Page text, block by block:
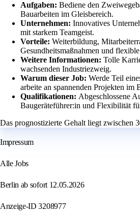
Aufgaben: Bediene den
Bauarbeiten im Gleisbereich.
Unternehmen: Innovatives
mit starkem Teamgeist.
Vorteile: Weiterbildung,
Gesundheitsmaßnahmen und
Weitere Informationen: Tolle
wachsenden Industriezweig.
Warum dieser Job: Werde Teil
arbeite an spannenden Projekten im
Qualifikationen: Abgeschlossene
Baugeräteführer:in und Flexibilität
Das prognostizierte Gehalt liegt zwischen
Impressum
Alle Jobs
Berlin ab sofort 12.05.2026
Anzeige-ID 3208977